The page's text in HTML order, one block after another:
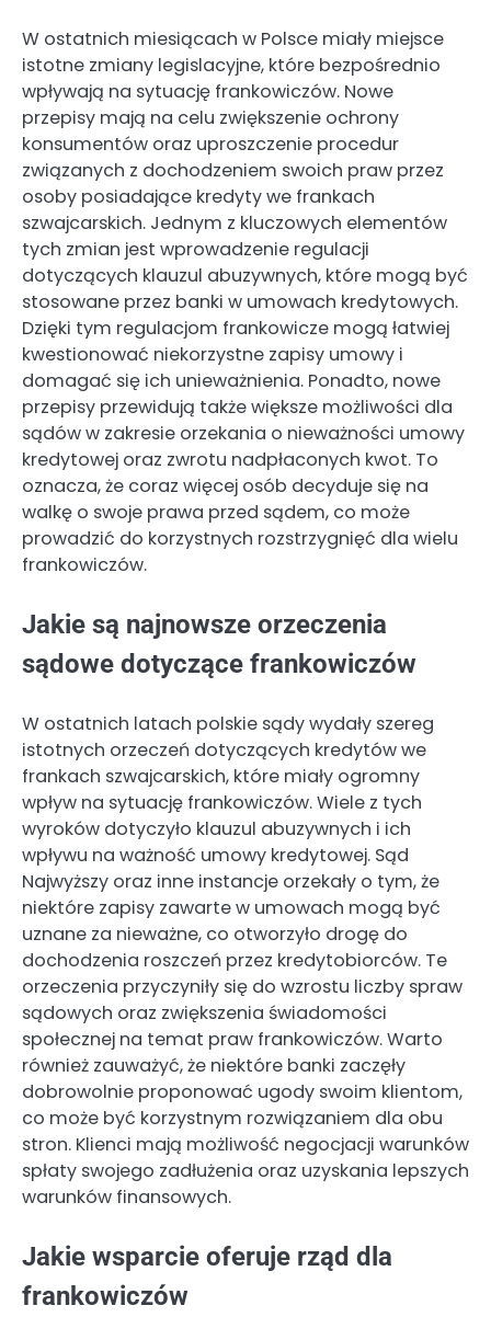
W ostatnich miesiącach w Polsce miały miejsce
istotne zmiany legislacyjne, które bezpośrednio
wpływają na sytuację frankowiczów. Nowe
przepisy mają na celu zwiększenie ochrony
konsumentów oraz uproszczenie procedur
związanych z dochodzeniem swoich praw przez
osoby posiadające kredyty we frankach
szwajcarskich. Jednym z kluczowych elementów
tych zmian jest wprowadzenie regulacji
dotyczących klauzul abuzywnych, które mogą być
stosowane przez banki w umowach kredytowych.
Dzięki tym regulacjom frankowicze mogą łatwiej
kwestionować niekorzystne zapisy umowy i
domagać się ich unieważnienia. Ponadto, nowe
przepisy przewidują także większe możliwości dla
sądów w zakresie orzekania o nieważności umowy
kredytowej oraz zwrotu nadpłaconych kwot. To
oznacza, że coraz więcej osób decyduje się na
walkę o swoje prawa przed sądem, co może
prowadzić do korzystnych rozstrzygnięć dla wielu
frankowiczów.
Jakie są najnowsze orzeczenia
sądowe dotyczące frankowiczów
W ostatnich latach polskie sądy wydały szereg
istotnych orzeczeń dotyczących kredytów we
frankach szwajcarskich, które miały ogromny
wpływ na sytuację frankowiczów. Wiele z tych
wyroków dotyczyło klauzul abuzywnych i ich
wpływu na ważność umowy kredytowej. Sąd
Najwyższy oraz inne instancje orzekały o tym, że
niektóre zapisy zawarte w umowach mogą być
uznane za nieważne, co otworzyło drogę do
dochodzenia roszczeń przez kredytobiorców. Te
orzeczenia przyczyniły się do wzrostu liczby spraw
sądowych oraz zwiększenia świadomości
społecznej na temat praw frankowiczów. Warto
również zauważyć, że niektóre banki zaczęły
dobrowolnie proponować ugody swoim klientom,
co może być korzystnym rozwiązaniem dla obu
stron. Klienci mają możliwość negocjacji warunków
spłaty swojego zadłużenia oraz uzyskania lepszych
warunków finansowych.
Jakie wsparcie oferuje rząd dla
frankowiczów